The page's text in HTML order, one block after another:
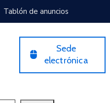
Tablón de anuncios
Sede
electrónica